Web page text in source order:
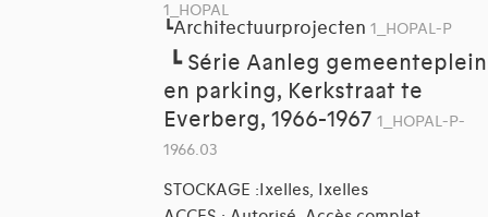
1_HOPAL
┗Architectuurprojecten 1_HOPAL-P
┗ Série Aanleg gemeenteplein
en parking, Kerkstraat te
Everberg, 1966-1967 1_HOPAL-P-
1966.03
STOCKAGE :Ixelles, Ixelles